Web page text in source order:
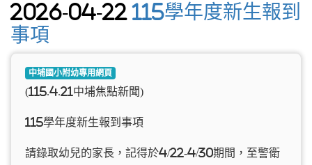
2026-04-22115學年度新生報到
事項
中埔國小附幼專用網頁
(115.4.21中埔焦點新聞)
115學年度新生報到事項
請錄取幼兒的家長，記得於4/22-4/30期間，至警衛